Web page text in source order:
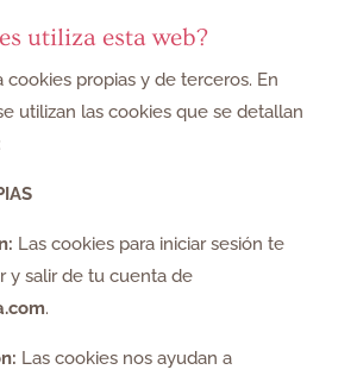
utiliza esta web?
cookies propias y de terceros. En
utilizan las cookies que se detallan
Las cookies para iniciar sesión te
y salir de tu cuenta de
.
Las cookies nos ayudan a